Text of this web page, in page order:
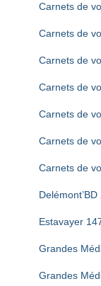
Carnets de
Carnets de
Carnets de
Carnets de
Carnets de
Carnets de
Carnets de
Estavayer
Grandes
Grandes